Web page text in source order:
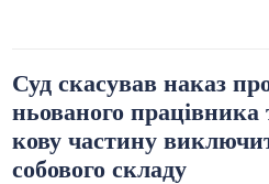
Суд скасував наказ
ньованого працівника
кову частину
собового складу